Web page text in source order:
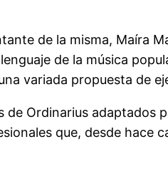
de la misma, Maíra
de la música
variada propuesta de
Ordinarius adaptados
que, desde hace